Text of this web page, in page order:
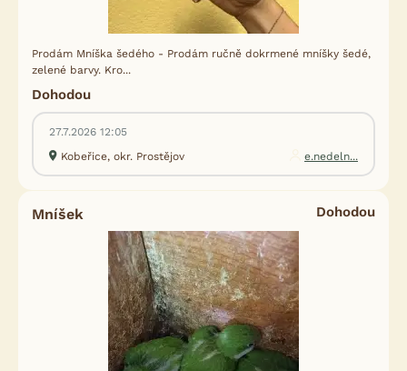
Prodám Mníška šedého - Prodám ručně dokrmené mníšky šedé,
zelené barvy. Kro...
Dohodou
27.7.2026 12:05
Kobeřice, okr. Prostějov
e.nedeln...
Mníšek Dohodou